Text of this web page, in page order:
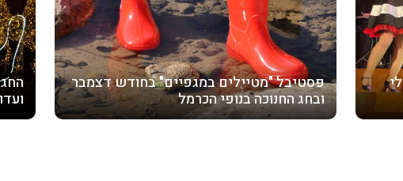
פסטיבל "מטיילים במגפיים" בחודש דצמבר
ובחג החנוכה בנופי הכרמל